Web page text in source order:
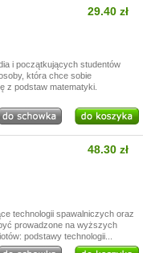
29.40 zł
i początkujących studentów
która chce sobie
z podstaw matematyki.
48.30 zł
technologii spawalniczych oraz
prowadzone na wyższych
podstawy technologii...